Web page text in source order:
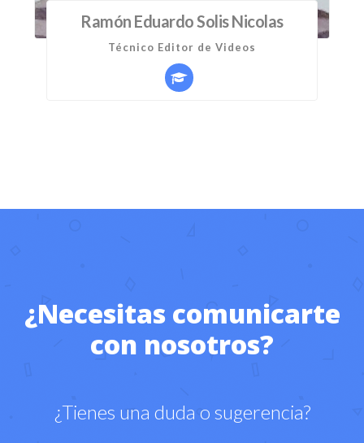
Ramón Eduardo Solis Nicolas
Técnico Editor de Videos
¿Necesitas comunicarte
con nosotros?
¿Tienes una duda o sugerencia?